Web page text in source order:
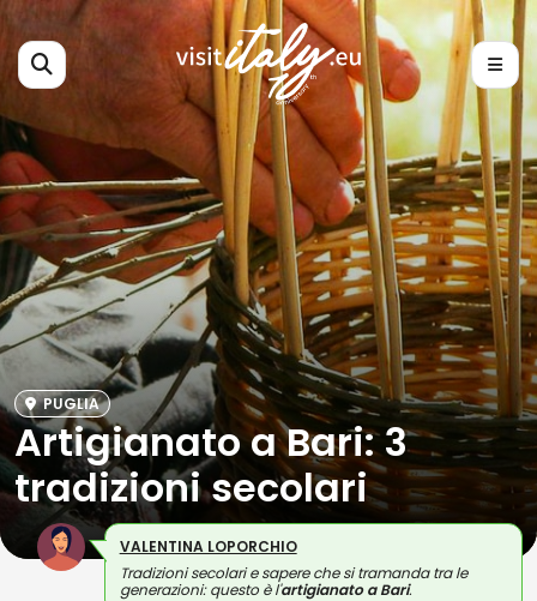
PUGLIA
Artigianato a Bari: 3
tradizioni secolari
VALENTINA LOPORCHIO
Tradizioni secolari e sapere che si tramanda tra le
generazioni: questo è l'artigianato a Bari.